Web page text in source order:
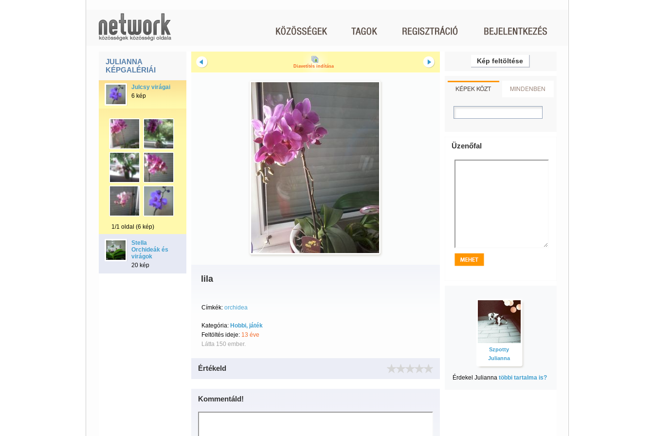
JULIANNA
KÉPGALÉRIÁI
Julcsy virágai
6 kép
1/1 oldal (6 kép)
Stella
Orchideák és
virágok
20 kép
Diavetítés indítása
lila
Címkék: orchidea
Kategória: Hobbi, játék
Feltöltés ideje: 13 éve
Látta 150 ember.
Értékeld
Kommentáld!
Kép feltöltése
KÉPEK KÖZT MINDENBEN
Üzenőfal
Szpotty
Julianna
Érdekel Julianna többi tartalma is?